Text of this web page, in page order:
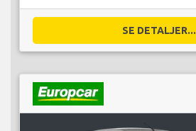
SE DETALJER...